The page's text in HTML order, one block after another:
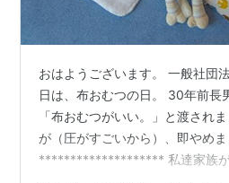
おはようございます。 一般社団
日は、布おむつの日。 30年前長
「布おむつがいい。」と渡され
が（圧がすごいから）、即やめま
******************** 私達家族が